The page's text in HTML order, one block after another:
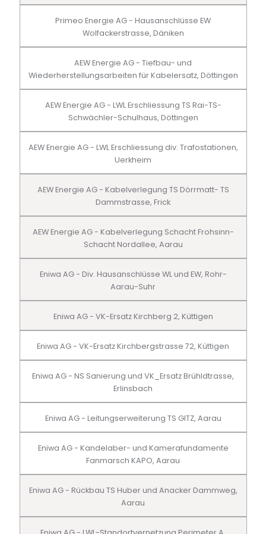
Primeo Energie AG - Hausanschlüsse EW
Wolfackerstrasse, Däniken
AEW Energie AG - Tiefbau- und
Wiederherstellungsarbeiten für Kabelersatz, Döttingen
AEW Energie AG - LWL Erschliessung TS Rai-TS-
Schwächler-Schulhaus, Döttingen
AEW Energie AG - LWL Erschliessung div. Trafostationen,
Uerkheim
AEW Energie AG - Kabelverlegung TS Dörrmatt- TS
Dammstrasse, Frick
AEW Energie AG - Kabelverlegung Schacht Frohsinn-
Schacht Nordallee, Aarau
Eniwa AG - Div. Hausanschlüsse WL und EW, Rohr-
Aarau-Suhr
Eniwa AG - VK-Ersatz Kirchberg 2, Küttigen
Eniwa AG - VK-Ersatz Kirchbergstrasse 72, Küttigen
Eniwa AG - NS Sanierung und VK_Ersatz Brühldtrasse,
Erlinsbach
Eniwa AG - Leitungserweiterung TS GITZ, Aarau
Eniwa AG - Kandelaber- und Kamerafundamente
Fanmarsch KAPO, Aarau
Eniwa AG - Rückbau TS Huber und Anacker Dammweg,
Aarau